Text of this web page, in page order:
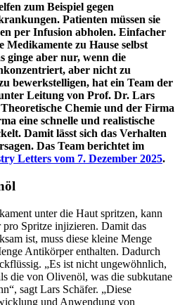
zum Beispiel gegen
Patienten müssen sie
per Infusion abholen. Einfacher
Medikamente zu Hause selbst
ginge aber nur, wenn die
aber nicht zu
bewerkstelligen, hat ein Team der
Leitung von Prof. Dr. Lars
Chemie und der Firma
eine schnelle und realistische
Damit lässt sich das Verhalten
Das Team berichtet im
Letters vom 7. Dezember 2025.
unter die Haut spritzen, kann
Spritze injizieren. Damit das
ist, muss diese kleine Menge
Antikörper enthalten. Dadurch
„Es ist nicht ungewöhnlich,
die von Olivenöl, was die subkutane
sagt Lars Schäfer. „Diese
und Anwendung von